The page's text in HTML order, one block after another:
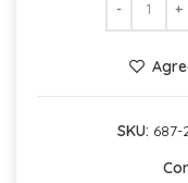
SKU: 687-